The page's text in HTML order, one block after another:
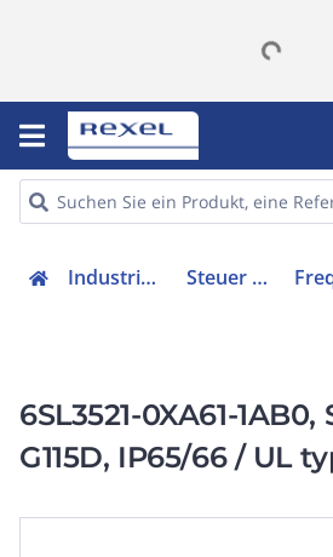
Industriekomponenten Steuer & Regelgeräte
6SL3521-0XA61-1AB0,
G115D, IP65/66 / UL